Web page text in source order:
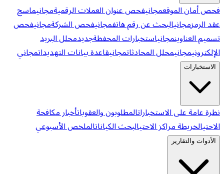
فحص أمان الموقعمجانيفحص عنوان العملات الرقميةمجانيماسح
عقد الرمزمجانيالبحث عن رقم هاتفمجانيفحص الشركةمجانيفحص
تسميم العناوينمجانياستخبارات المحفظةجديدمحلل البريد
الإلكترونيمجانيمحلل المحادثاتمجانيقاعدة بيانات التهديداتمجاني
الاستخبارات
نظرة عامة على الاستخباراتالمطلوبون والعقوباتأخبار مكافحة
الاحتيالخريطة مراكز الاحتيالبحث الكياناتالملخص الأسبوعي
الأدوات والتقارير